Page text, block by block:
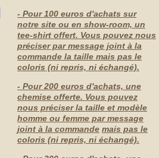
- Pour 100 euros d'achats sur
notre site ou en show-room, un
tee-shirt offert. Vous pouvez nous
préciser par message joint à la
commande la taille mais pas le
coloris (ni repris, ni échangé).
- Pour 200 euros d'achats, une
chemise offerte. Vous pouvez
nous préciser la taille et modèle
homme ou femme par message
joint à la commande mais pas le
coloris (ni repris, ni échangé).